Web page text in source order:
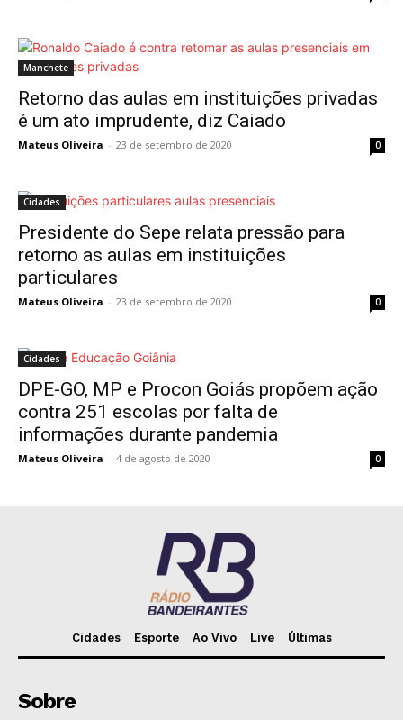
Manchete
Retorno das aulas em instituições privadas
é um ato imprudente, diz Caiado
Mateus Oliveira - 23 de setembro de 2020 0
Cidades
Presidente do Sepe relata pressão para
retorno as aulas em instituições
particulares
Mateus Oliveira - 23 de setembro de 2020 0
Cidades
DPE-GO, MP e Procon Goiás propõem ação
contra 251 escolas por falta de
informações durante pandemia
Mateus Oliveira - 4 de agosto de 2020 0
Cidades Esporte Ao Vivo Live Últimas
Sobre